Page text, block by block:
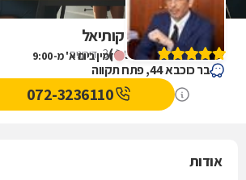
זמין ביום א' מ-9:00
עו"ד ונוטריון גיא יקותיאל
(
4.9
)
3דירוגים
בר כוכבא 44, פתח תקווה
072-3236110
אודות